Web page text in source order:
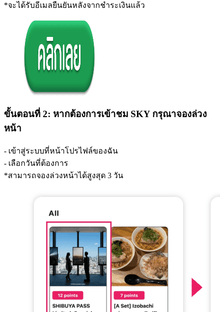
*จะได้รับอีเมลยืนยันหลังจากชำระเงินแล้ว
ขั้นตอนที่ 2: หากต้องการเข้าชม SKY กรุณาจองล่วง
หน้า
- เข้าสู่ระบบที่หน้าโปรไฟล์ของฉัน
- เลือกวันที่ต้องการ
*สามารถจองล่วงหน้าได้สูงสุด 3 วัน